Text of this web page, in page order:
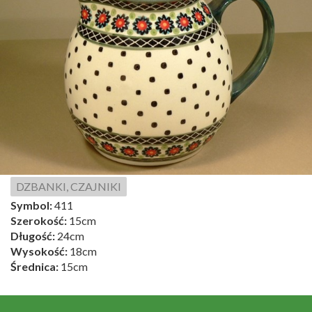
DZBANKI, CZAJNIKI
Symbol:411
Szerokość: 15cm
Długość: 24cm
Wysokość: 18cm
Średnica: 15cm